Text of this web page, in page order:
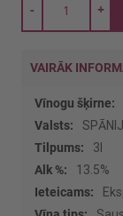
+
-
VAIRĀK
Vairāk
informācijas
3l
13.5%